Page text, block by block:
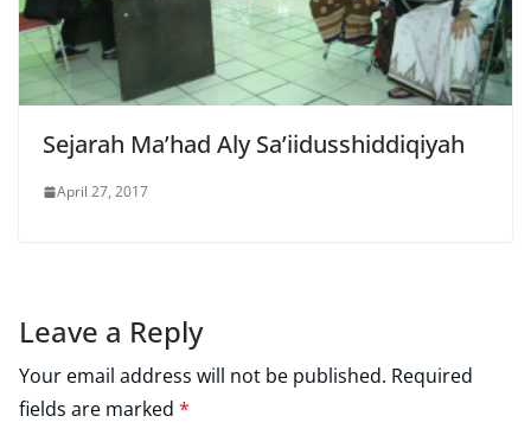
Sejarah Ma’had Aly Sa’iidusshiddiqiyah
April 27, 2017
Leave a Reply
Your email address will not be published. Required
fields are marked *